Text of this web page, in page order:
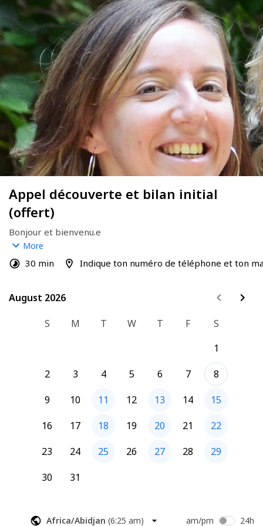
Appel découverte et bilan initial
(offert)
Bonjour et bienvenu.e
Réserve ton rdv pour un appel découverte et explorons
ensemble ta demande.
Site internet :
A bientôt
More
30 min Indique ton numéro de téléphone et ton
August 2026
August 2026
S
M T W T F
S
1
2
3 4 5 6 7
8
9
10 11 12 13 14
15
16
17 18 19 20 21
22
23
24 25 26 27 28
29
30
31
Africa/Abidjan (6:25 am) am/pm 24h